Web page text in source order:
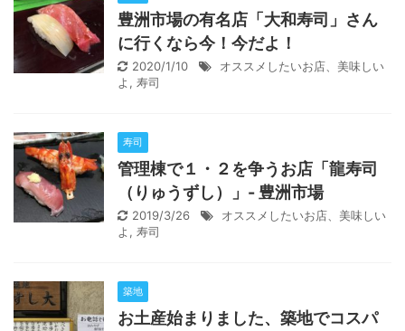
豊洲市場の有名店「大和寿司」さん
に行くなら今！今だよ！
2020/1/10
オススメしたいお店、美味しい
よ , 寿司
寿司
管理棟で１・２を争うお店「龍寿司
（りゅうずし）」- 豊洲市場
2019/3/26
オススメしたいお店、美味しい
よ , 寿司
築地
お土産始まりました、築地でコスパ